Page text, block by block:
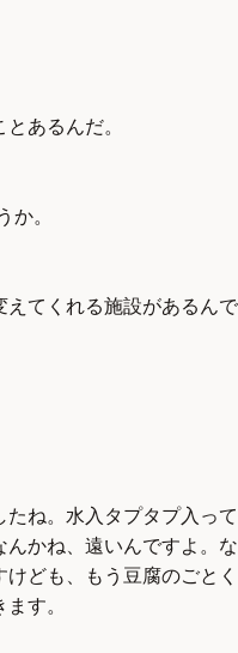
あるんだ。
。
えてくれる施設があるんで
ね。水入タプタプ入って
かね、遠いんですよ。な
ども、もう豆腐のごとく
す。